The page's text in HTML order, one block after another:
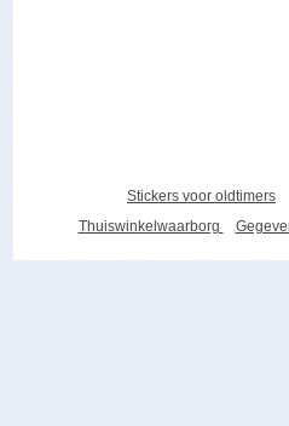
Stickers voor oldtimers
Thuiswinkelwaarborg